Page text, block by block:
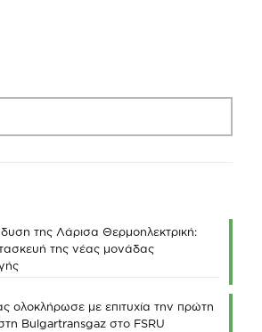
της Λάρισα Θερμοηλεκτρική:
της νέας μονάδας
ολοκλήρωσε με επιτυχία την πρώτη
Bulgartransgaz στο FSRU